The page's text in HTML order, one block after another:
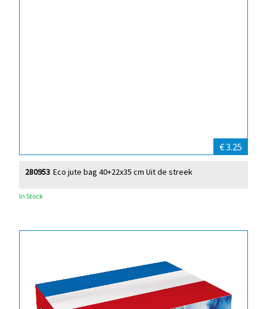
€ 3.25
Eco jute bag 40+22x35 cm Uit de streek
280953
In Stock